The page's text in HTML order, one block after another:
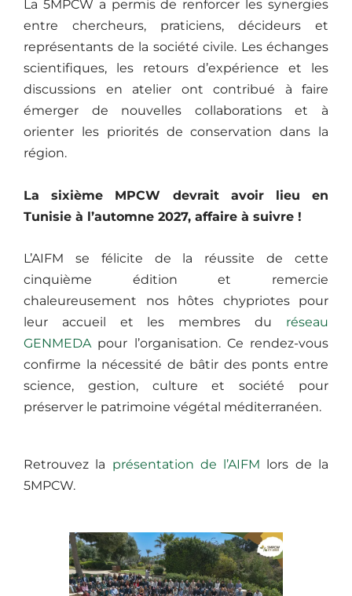
La 5MPCW a permis de renforcer les synergies
entre chercheurs, praticiens, décideurs et
représentants de la société civile. Les échanges
scientifiques, les retours d’expérience et les
discussions en atelier ont contribué à faire
émerger de nouvelles collaborations et à
orienter les priorités de conservation dans la
région.
La sixième MPCW devrait avoir lieu en
Tunisie à l’automne 2027, affaire à suivre !
L’AIFM se félicite de la réussite de cette
cinquième édition et remercie
chaleureusement nos hôtes chypriotes pour
leur accueil et les membres du réseau
GENMEDA pour l’organisation. Ce rendez-vous
confirme la nécessité de bâtir des ponts entre
science, gestion, culture et société pour
préserver le patrimoine végétal méditerranéen.
Retrouvez la présentation de l’AIFM lors de la
5MPCW.